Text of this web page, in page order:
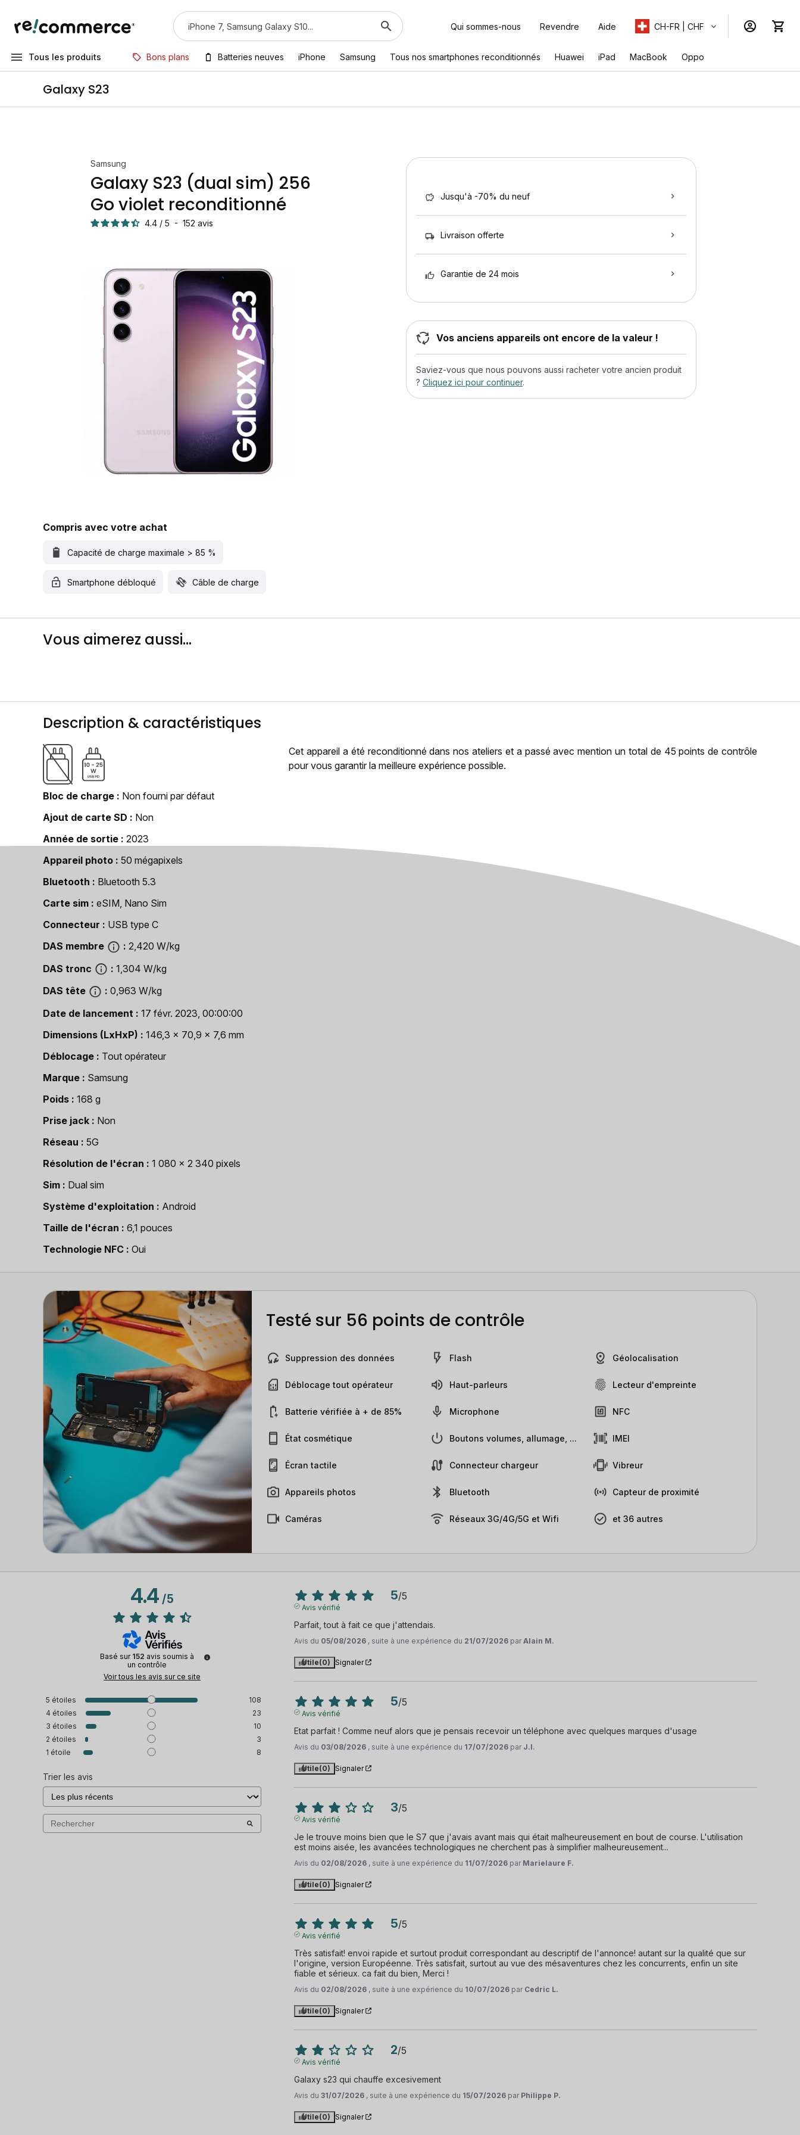
Qui sommes-nous Revendre Aide CH-FR | CHF
Tous les produits Bons plans Batteries neuves iPhone Samsung Tous nos smartphones reconditionnés Huawei iPad MacBook Oppo
Galaxy S23
Samsung
Galaxy S23 (dual sim) 256
Go violet reconditionné
4.4 / 5 - 152 avis
Compris avec votre achat
Capacité de charge maximale > 85 %
Smartphone débloqué Câble de charge
Jusqu'à -70% du neuf
Livraison offerte
Garantie de 24 mois
Vos anciens appareils ont encore de la valeur !
Saviez-vous que nous pouvons aussi racheter votre ancien produit
? Cliquez ici pour continuer.
Vous aimerez aussi...
Description & caractéristiques
Bloc de charge
Non fourni par défaut
Ajout de carte SD
Non
Année de sortie
2023
Appareil photo
50 mégapixels
Bluetooth
Bluetooth 5.3
Carte sim
eSIM, Nano Sim
Connecteur
USB type C
DAS membre
2,420 W/kg
DAS tronc
1,304 W/kg
DAS tête
0,963 W/kg
Date de lancement
17 févr. 2023, 00:00:00
Dimensions (LxHxP)
146,3 x 70,9 x 7,6 mm
Déblocage
Tout opérateur
Marque
Samsung
Poids
168 g
Prise jack
Non
Réseau
5G
Résolution de l'écran
1 080 x 2 340 pixels
Sim
Dual sim
Système d'exploitation
Android
Taille de l'écran
6,1 pouces
Technologie NFC
Oui
Cet appareil a été reconditionné dans nos ateliers et a passé avec mention un total de 45 points de contrôle
pour vous garantir la meilleure expérience possible.
Testé sur 56 points de contrôle
Suppression des données
Déblocage tout opérateur
Batterie vérifiée à + de 85%
État cosmétique
Écran tactile
Appareils photos
Caméras
Flash
Haut-parleurs
Microphone
Boutons volumes, allumage, ...
Connecteur chargeur
Bluetooth
Réseaux 3G/4G/5G et Wifi
Géolocalisation
Lecteur d'empreinte
NFC
IMEI
Vibreur
Capteur de proximité
et 36 autres
4.4/5
Basé sur 152 avis soumis à
un contrôle
Voir tous les avis sur ce site
5 étoiles
108
4 étoiles
23
3 étoiles
10
2 étoiles
3
1 étoile 8
Trier les avis
5/5
Avis vérifié
Parfait, tout à fait ce que j'attendais.
Avis du 05/08/2026 , suite à une expérience du 21/07/2026 parAlain M.
Utile(0) Signaler
5/5
Avis vérifié
Etat parfait ! Comme neuf alors que je pensais recevoir un téléphone avec quelques marques d'usage
Avis du 03/08/2026 , suite à une expérience du 17/07/2026 par J.I.
Utile(0) Signaler
3/5
Avis vérifié
Je le trouve moins bien que le S7 que j'avais avant mais qui était malheureusement en bout de course. L'utilisation
est moins aisée, les avancées technologiques ne cherchent pas à simplifier malheureusement...
Avis du 02/08/2026 , suite à une expérience du 11/07/2026 par Marielaure F.
Utile(0) Signaler
5/5
Avis vérifié
Très satisfait! envoi rapide et surtout produit correspondant au descriptif de l'annonce! autant sur la qualité que sur
l'origine, version Européenne. Très satisfait, surtout au vue des mésaventures chez les concurrents, enfin un site
fiable et sérieux. ca fait du bien, Merci !
Avis du 02/08/2026 , suite à une expérience du 10/07/2026 par Cedric L.
Utile(0) Signaler
2/5
Avis vérifié
Galaxy s23 qui chauffe excesivement
Avis du31/07/2026 , suite à une expérience du 15/07/2026 par Philippe P.
Utile(0) Signaler